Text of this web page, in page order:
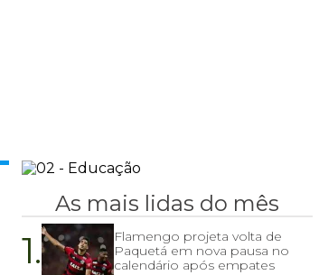
As mais lidas do mês
1.
Flamengo projeta volta de
Paquetá em nova pausa no
calendário após empates